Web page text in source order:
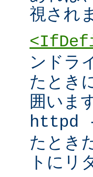
視され
ンドラ
たとき
囲いま
httpd -
たとき
トにリ